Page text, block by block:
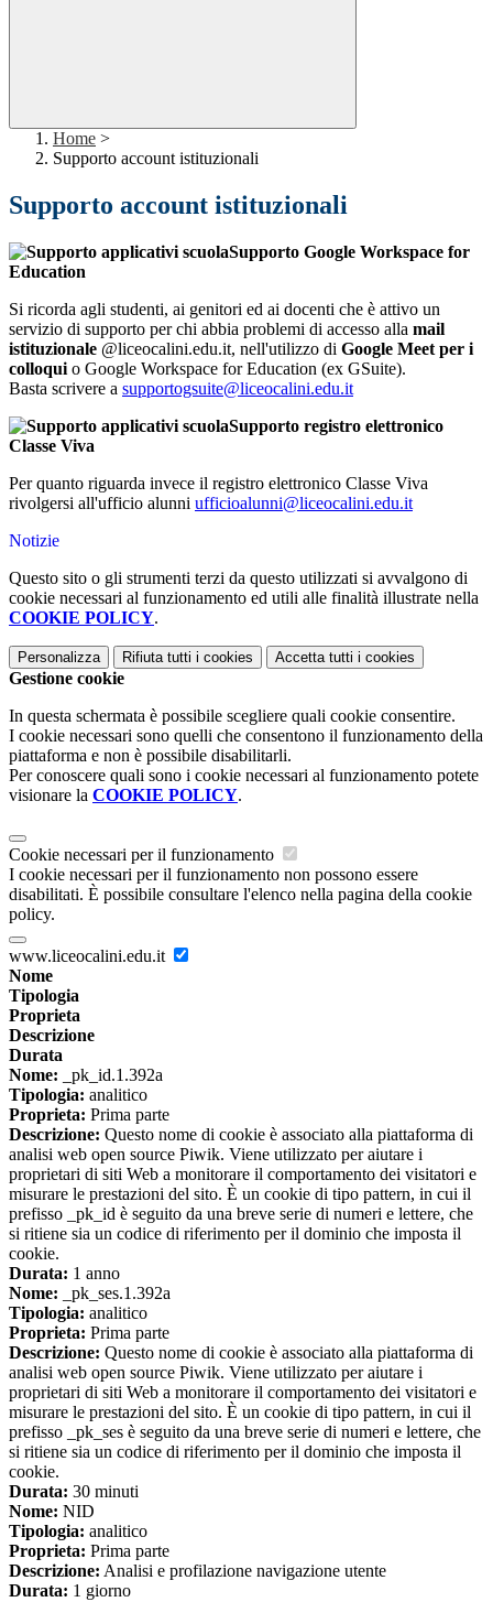
Home >
Supporto account istituzionali
Supporto account istituzionali
Supporto Google Workspace for
Education
Si ricorda agli studenti, ai genitori ed ai docenti che è attivo un
servizio di supporto per chi abbia problemi di accesso alla mail
istituzionale @liceocalini.edu.it, nell'utilizzo di Google Meet per i
colloqui o Google Workspace for Education (ex GSuite).
Basta scrivere a supportogsuite@liceocalini.edu.it
Supporto registro elettronico
Classe Viva
Per quanto riguarda invece il registro elettronico Classe Viva
rivolgersi all'ufficio alunni ufficioalunni@liceocalini.edu.it
Notizie
Questo sito o gli strumenti terzi da questo utilizzati si avvalgono di
cookie necessari al funzionamento ed utili alle finalità illustrate nella
COOKIE POLICY.
Personalizza Rifiuta tutti i cookies Accetta tutti i cookies
Gestione cookie
In questa schermata è possibile scegliere quali cookie consentire.
I cookie necessari sono quelli che consentono il funzionamento della
piattaforma e non è possibile disabilitarli.
Per conoscere quali sono i cookie necessari al funzionamento potete
visionare la COOKIE POLICY.
Cookie necessari per il funzionamento
I cookie necessari per il funzionamento non possono essere
disabilitati. È possibile consultare l'elenco nella pagina della cookie
policy.
www.liceocalini.edu.it
Nome
Tipologia
Proprieta
Descrizione
Durata
Nome: _pk_id.1.392a
Tipologia: analitico
Proprieta: Prima parte
Descrizione: Questo nome di cookie è associato alla piattaforma di
analisi web open source Piwik. Viene utilizzato per aiutare i
proprietari di siti Web a monitorare il comportamento dei visitatori e
misurare le prestazioni del sito. È un cookie di tipo pattern, in cui il
prefisso _pk_id è seguito da una breve serie di numeri e lettere, che
si ritiene sia un codice di riferimento per il dominio che imposta il
cookie.
Durata: 1 anno
Nome: _pk_ses.1.392a
Tipologia: analitico
Proprieta: Prima parte
Descrizione: Questo nome di cookie è associato alla piattaforma di
analisi web open source Piwik. Viene utilizzato per aiutare i
proprietari di siti Web a monitorare il comportamento dei visitatori e
misurare le prestazioni del sito. È un cookie di tipo pattern, in cui il
prefisso _pk_ses è seguito da una breve serie di numeri e lettere, che
si ritiene sia un codice di riferimento per il dominio che imposta il
cookie.
Durata: 30 minuti
Nome: NID
Tipologia: analitico
Proprieta: Prima parte
Descrizione: Analisi e profilazione navigazione utente
Durata: 1 giorno